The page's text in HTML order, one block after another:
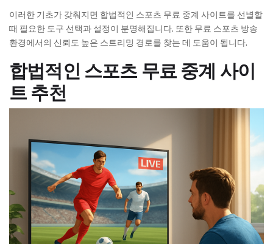
이러한 기초가 갖춰지면 합법적인 스포츠 무료 중계 사이트를 선별할
때 필요한 도구 선택과 설정이 분명해집니다. 또한 무료 스포츠 방송
환경에서의 신뢰도 높은 스트리밍 경로를 찾는 데 도움이 됩니다.
합법적인 스포츠 무료 중계 사이
트 추천